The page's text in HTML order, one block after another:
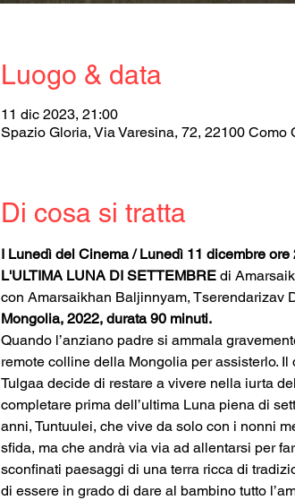
Luogo & data
11 dic 2023, 21:00
Spazio Gloria, Via Varesina, 72, 22100 Como
Di cosa si tratta
I Lunedì del Cinema / Lunedì 11 dicembre ore
L'ULTIMA LUNA DI SETTEMBRE di
con Amarsaikhan Baljinnyam, Tserendarizav
Mongolia, 2022, durata 90 minuti.
Quando l’anziano padre si ammala
remote colline della Mongolia per assisterlo.
Tulgaa decide di restare a vivere nella iurta
completare prima dell’ultima Luna piena di
anni, Tuntuulei, che vive da solo con i nonni
sfida, ma che andrà via via ad allentarsi per
sconfinati paesaggi di una terra ricca di
di essere in grado di dare al bambino tutto